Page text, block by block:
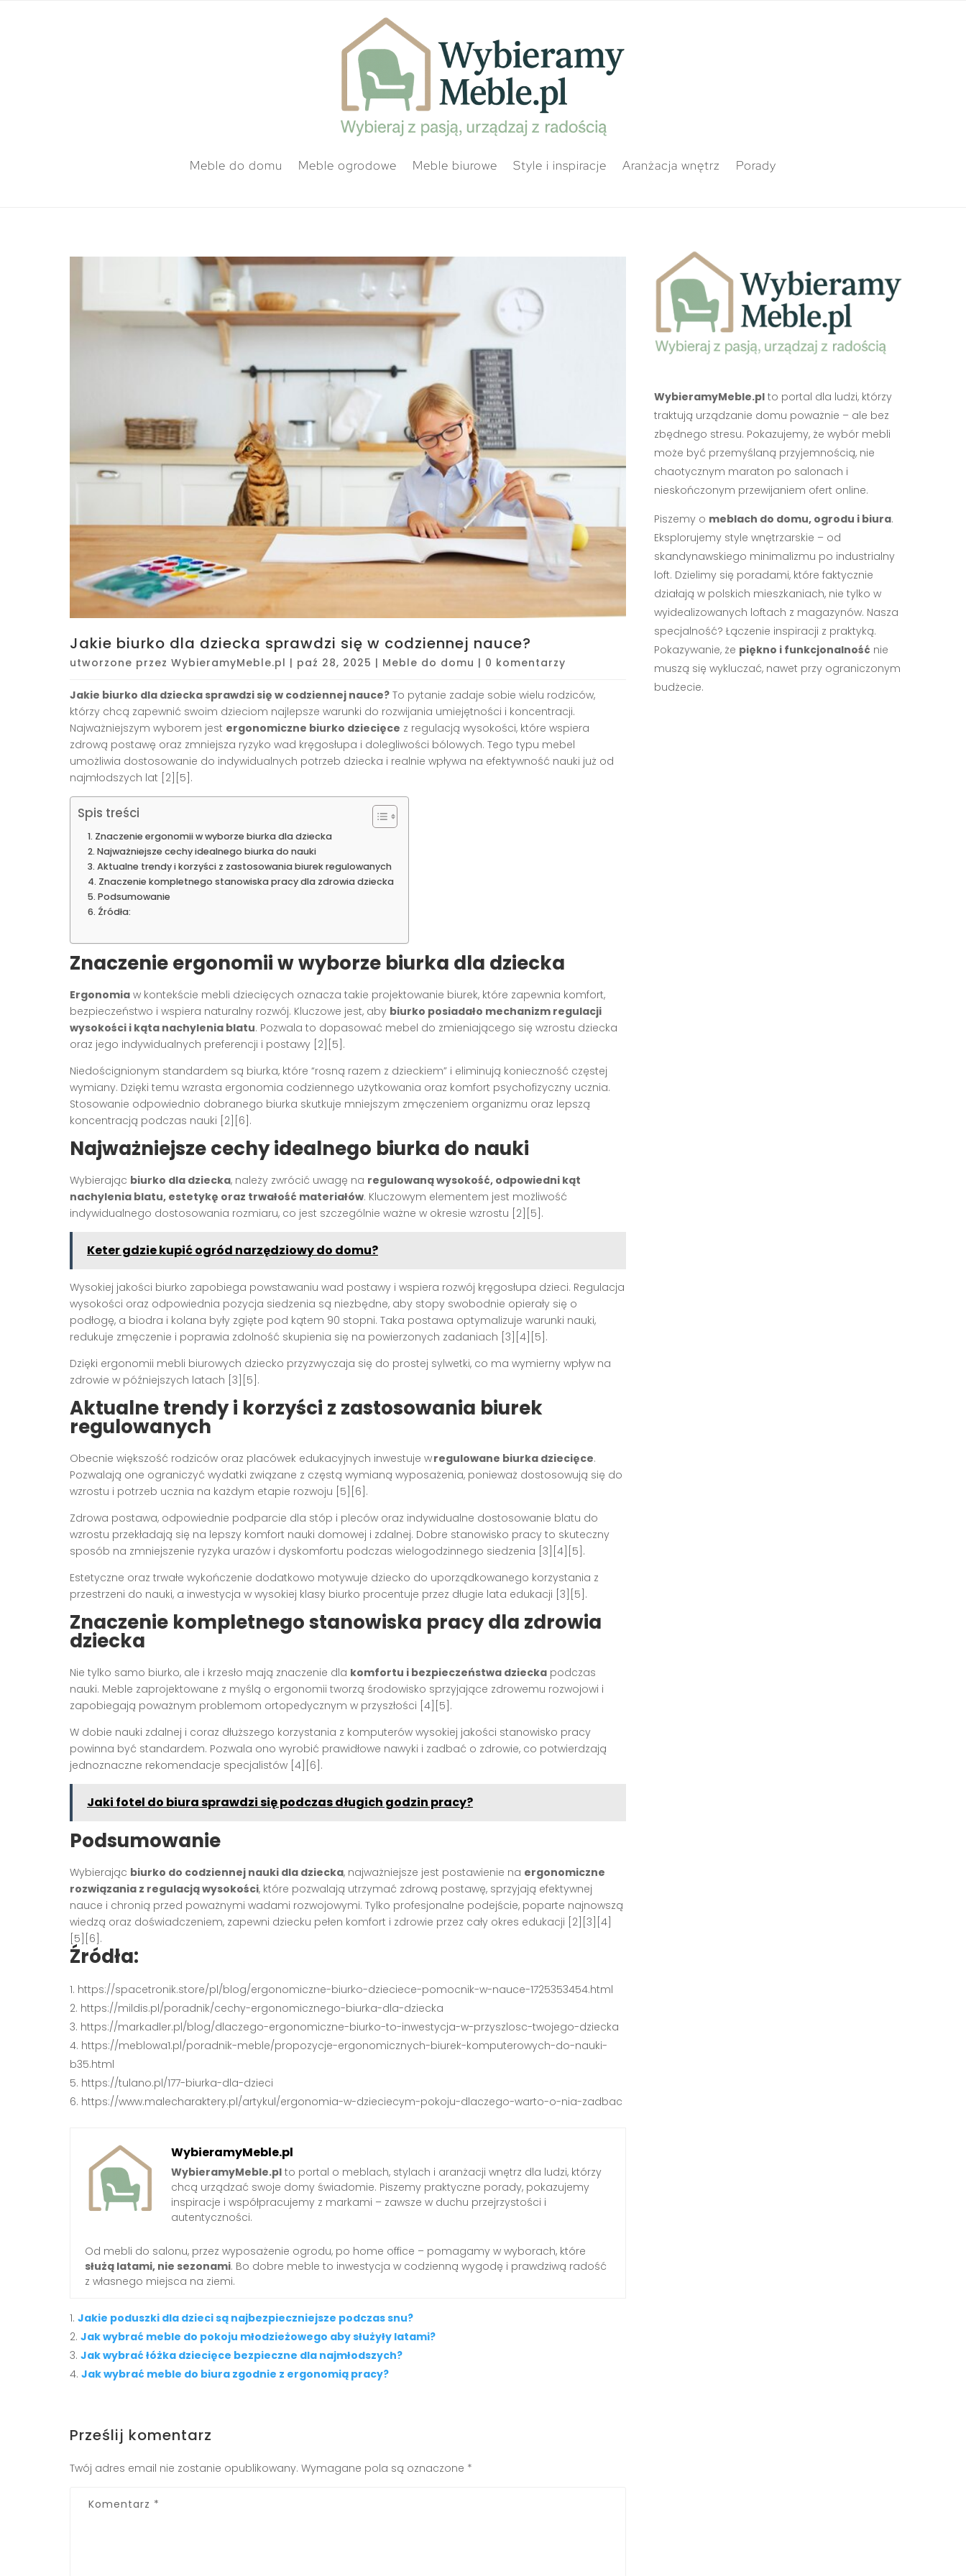
Meble do domu Meble ogrodowe Meble biurowe Style i inspiracje Aranżacja wnętrz Porady
Jakie biurko dla dziecka sprawdzi się w codziennej nauce?
utworzone przez WybieramyMeble.pl | paź 28, 2025 | Meble do domu | 0 komentarzy
Jakie biurko dla dziecka sprawdzi się w codziennej nauce? To pytanie zadaje sobie wielu rodziców,
którzy chcą zapewnić swoim dzieciom najlepsze warunki do rozwijania umiejętności i koncentracji.
Najważniejszym wyborem jest ergonomiczne biurko dziecięce z regulacją wysokości, które wspiera
zdrową postawę oraz zmniejsza ryzyko wad kręgosłupa i dolegliwości bólowych. Tego typu mebel
umożliwia dostosowanie do indywidualnych potrzeb dziecka i realnie wpływa na efektywność nauki już od
najmłodszych lat [2][5] .
Spis treści
Znaczenie ergonomii w wyborze biurka dla dziecka
Najważniejsze cechy idealnego biurka do nauki
Aktualne trendy i korzyści z zastosowania biurek regulowanych
Znaczenie kompletnego stanowiska pracy dla zdrowia dziecka
Podsumowanie
Źródła:
Znaczenie ergonomii w wyborze biurka dla dziecka
Ergonomia w kontekście mebli dziecięcych oznacza takie projektowanie biurek, które zapewnia komfort,
bezpieczeństwo i wspiera naturalny rozwój. Kluczowe jest, aby biurko posiadało mechanizm regulacji
wysokości i kąta nachylenia blatu. Pozwala to dopasować mebel do zmieniającego się wzrostu dziecka
oraz jego indywidualnych preferencji i postawy [2][5] .
Niedoścignionym standardem są biurka, które “rosną razem z dzieckiem” i eliminują konieczność częstej
wymiany. Dzięki temu wzrasta ergonomia codziennego użytkowania oraz komfort psychofizyczny ucznia.
Stosowanie odpowiednio dobranego biurka skutkuje mniejszym zmęczeniem organizmu oraz lepszą
koncentracją podczas nauki [2][6] .
Najważniejsze cechy idealnego biurka do nauki
Wybierając biurko dla dziecka, należy zwrócić uwagę na regulowaną wysokość, odpowiedni kąt
nachylenia blatu, estetykę oraz trwałość materiałów. Kluczowym elementem jest możliwość
indywidualnego dostosowania rozmiaru, co jest szczególnie ważne w okresie wzrostu [2][5] .
Keter gdzie kupić ogród narzędziowy do domu?
Wysokiej jakości biurko zapobiega powstawaniu wad postawy i wspiera rozwój kręgosłupa dzieci. Regulacja
wysokości oraz odpowiednia pozycja siedzenia są niezbędne, aby stopy swobodnie opierały się o
podłogę, a biodra i kolana były zgięte pod kątem 90 stopni. Taka postawa optymalizuje warunki nauki,
redukuje zmęczenie i poprawia zdolność skupienia się na powierzonych zadaniach [3][4][5] .
Dzięki ergonomii mebli biurowych dziecko przyzwyczaja się do prostej sylwetki, co ma wymierny wpływ na
zdrowie w późniejszych latach [3][5] .
Aktualne trendy i korzyści z zastosowania biurek
regulowanych
Obecnie większość rodziców oraz placówek edukacyjnych inwestuje wregulowane biurka dziecięce.
Pozwalają one ograniczyć wydatki związane z częstą wymianą wyposażenia, ponieważ dostosowują się do
wzrostu i potrzeb ucznia na każdym etapie rozwoju [5][6] .
Zdrowa postawa, odpowiednie podparcie dla stóp i pleców oraz indywidualne dostosowanie blatu do
wzrostu przekładają się na lepszy komfort nauki domowej i zdalnej. Dobre stanowisko pracy to skuteczny
sposób na zmniejszenie ryzyka urazów i dyskomfortu podczas wielogodzinnego siedzenia [3][4][5] .
Estetyczne oraz trwałe wykończenie dodatkowo motywuje dziecko do uporządkowanego korzystania z
przestrzeni do nauki, a inwestycja w wysokiej klasy biurko procentuje przez długie lata edukacji [3][5] .
Znaczenie kompletnego stanowiska pracy dla zdrowia
dziecka
Nie tylko samo biurko, ale i krzesło mają znaczenie dla komfortu i bezpieczeństwa dziecka podczas
nauki. Meble zaprojektowane z myślą o ergonomii tworzą środowisko sprzyjające zdrowemu rozwojowi i
zapobiegają poważnym problemom ortopedycznym w przyszłości [4][5] .
W dobie nauki zdalnej i coraz dłuższego korzystania z komputerów wysokiej jakości stanowisko pracy
powinna być standardem. Pozwala ono wyrobić prawidłowe nawyki i zadbać o zdrowie, co potwierdzają
jednoznaczne rekomendacje specjalistów [4][6] .
Jaki fotel do biura sprawdzi się podczas długich godzin pracy?
Podsumowanie
Wybierając biurko do codziennej nauki dla dziecka, najważniejsze jest postawienie na ergonomiczne
rozwiązania z regulacją wysokości, które pozwalają utrzymać zdrową postawę, sprzyjają efektywnej
nauce i chronią przed poważnymi wadami rozwojowymi. Tylko profesjonalne podejście, poparte najnowszą
wiedzą oraz doświadczeniem, zapewni dziecku pełen komfort i zdrowie przez cały okres edukacji [2][3][4]
[5][6] .
Źródła:
https://spacetronik.store/pl/blog/ergonomiczne-biurko-dzieciece-pomocnik-w-nauce-1725353454.html
https://mildis.pl/poradnik/cechy-ergonomicznego-biurka-dla-dziecka
https://markadler.pl/blog/dlaczego-ergonomiczne-biurko-to-inwestycja-w-przyszlosc-twojego-dziecka
https://meblowa1.pl/poradnik-meble/propozycje-ergonomicznych-biurek-komputerowych-do-nauki-
b35.html
https://tulano.pl/177-biurka-dla-dzieci
https://www.malecharaktery.pl/artykul/ergonomia-w-dzieciecym-pokoju-dlaczego-warto-o-nia-zadbac
WybieramyMeble.pl
WybieramyMeble.pl to portal o meblach, stylach i aranżacji wnętrz dla ludzi, którzy
chcą urządzać swoje domy świadomie. Piszemy praktyczne porady, pokazujemy
inspiracje i współpracujemy z markami – zawsze w duchu przejrzystości i
autentyczności.
Od mebli do salonu, przez wyposażenie ogrodu, po home office – pomagamy w wyborach, które
służą latami, nie sezonami. Bo dobre meble to inwestycja w codzienną wygodę i prawdziwą radość
z własnego miejsca na ziemi.
Jakie poduszki dla dzieci są najbezpieczniejsze podczas snu?
Jak wybrać meble do pokoju młodzieżowego aby służyły latami?
Jak wybrać łóżka dziecięce bezpieczne dla najmłodszych?
Jak wybrać meble do biura zgodnie z ergonomią pracy?
Prześlij komentarz
Twój adres email nie zostanie opublikowany. Wymagane pola są oznaczone *
WybieramyMeble.plto portal dla ludzi, którzy
traktują urządzanie domu poważnie – ale bez
zbędnego stresu. Pokazujemy, że wybór mebli
może być przemyślaną przyjemnością, nie
chaotycznym maraton po salonach i
nieskończonym przewijaniem ofert online.
Piszemy o meblach do domu, ogrodu i biura.
Eksplorujemy style wnętrzarskie – od
skandynawskiego minimalizmu po industrialny
loft. Dzielimy się poradami, które faktycznie
działają w polskich mieszkaniach, nie tylko w
wyidealizowanych loftach z magazynów. Nasza
specjalność? Łączenie inspiracji z praktyką.
Pokazywanie, że piękno i funkcjonalność nie
muszą się wykluczać, nawet przy ograniczonym
budżecie.